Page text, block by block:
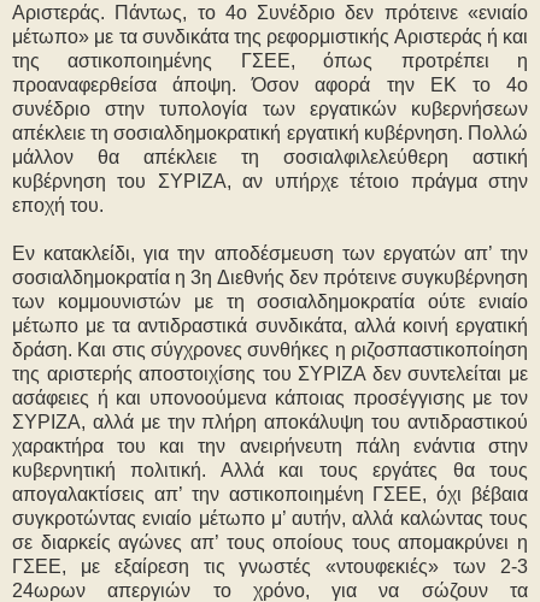
Αριστεράς. Πάντως, το 4ο Συνέδριο δεν πρότεινε «ενιαίο
μέτωπο» με τα συνδικάτα της ρεφορμιστικής Αριστεράς ή και
της αστικοποιημένης ΓΣΕΕ, όπως προτρέπει η
προαναφερθείσα άποψη. Όσον αφορά την ΕΚ το 4ο
συνέδριο στην τυπολογία των εργατικών κυβερνήσεων
απέκλειε τη σοσιαλδημοκρατική εργατική κυβέρνηση. Πολλώ
μάλλον θα απέκλειε τη σοσιαλφιλελεύθερη αστική
κυβέρνηση του ΣΥΡΙΖΑ, αν υπήρχε τέτοιo πράγμα στην
εποχή του.
Εν κατακλείδι, για την αποδέσμευση των εργατών απ’ την
σοσιαλδημοκρατία η 3η Διεθνής δεν πρότεινε συγκυβέρνηση
των κομμουνιστών με τη σοσιαλδημοκρατία ούτε ενιαίο
μέτωπο με τα αντιδραστικά συνδικάτα, αλλά κοινή εργατική
δράση. Και στις σύγχρονες συνθήκες η ριζοσπαστικοποίηση
της αριστερής αποστοιχίσης του ΣΥΡΙΖΑ δεν συντελείται με
ασάφειες ή και υπονοούμενα κάποιας προσέγγισης με τον
ΣΥΡΙΖΑ, αλλά με την πλήρη αποκάλυψη του αντιδραστικού
χαρακτήρα του και την ανειρήνευτη πάλη ενάντια στην
κυβερνητική πολιτική. Αλλά και τους εργάτες θα τους
απογαλακτίσεις απ’ την αστικοποιημένη ΓΣΕΕ, όχι βέβαια
συγκροτώντας ενιαίο μέτωπο μ’ αυτήν, αλλά καλώντας τους
σε διαρκείς αγώνες απ’ τους οποίους τους απομακρύνει η
ΓΣΕΕ, με εξαίρεση τις γνωστές «ντουφεκιές» των 2-3
24ωρων απεργιών το χρόνο, για να σώζουν τα